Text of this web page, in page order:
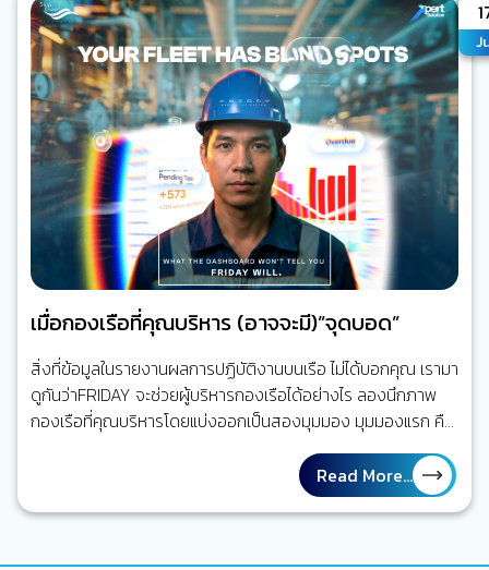
มีเพียงโทรศัพท์ดาวเทียมหรืออีเมลความเร็วต่ำ แต่วันนี้ ทุกอย่าง
เปลี่ยนไปแล้ว เรือหนึ่งลำอาจมีระบบดิจิทัลมากกว่าร้อยระบบที่
เชื่อมโยงถึงกัน ระบบบริหารจัดการเรือ และระบบวางแผนซ่อม
บำรุง (ERP) ระบบ AI CCTV ระบบติดตามเรือ (Ship…
เมื่อกองเรือที่คุณบริหาร (อาจจะมี)”จุดบอด”
สิ่งที่ข้อมูลในรายงานผลการปฏิบัติงานบนเรือ ไม่ได้บอกคุณ เรามา
ดูกันว่าFRIDAY จะช่วยผู้บริหารกองเรือได้อย่างไร ลองนึกภาพ
กองเรือที่คุณบริหารโดยแบ่งออกเป็นสองมุมมอง มุมมองแรก คือ
กองเรือที่ถูกรายงานผลการปฏิบัติงานในรายงานกระดาษ ตาราง
ซ่อมบำรุงเรือถูกวางแผนไว้เป็นอย่างดีตรงตามเวลา งานบนเรือที่
จะต้องทำต่าง ๆ ถูกทำเครื่องหมายว่าแล้วเสร็จ รายงานทุกฉบับ
ถูกส่งตรงเวลา ทุกอย่างดูเป็นระเบียบ และอยู่ภายใต้การจัดการ
Read More...